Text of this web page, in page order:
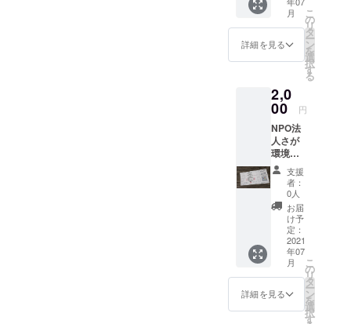
料込み
です) 佐
賀市高
木瀬町
にあ
る、リ
ショッ
プくら
し塾で
使用で
きる商
品券で
す。
1,000円
未満で
のご使
用の場
合でも
お釣り
を出す
事は出
来ませ
んの
月
詳細を見る
こ
の
リ
タ
ー
ン
を
選
択
す
る
2,0
00 円
NPO法
人さが
環境推
進セン
ター：
くらし
塾商品
券(金額
は送料
込みで
す) 佐賀
市高木
瀬町に
ある、
リユー
ス
支援
者：
0人
お届
け予
定：
2021
年07
月
詳細を見る
こ
の
リ
タ
ー
ン
を
選
択
す